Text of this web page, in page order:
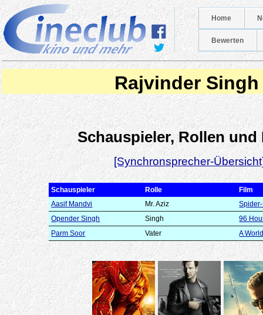
Home
Bewerten
Rajvinder Singh
Schauspieler, Rollen und
[Synchronsprecher-
Schauspieler Rolle
Film
Aasif Mandvi
Mr. Aziz
Opender Singh
Singh
96
Parm Soor
Vater A